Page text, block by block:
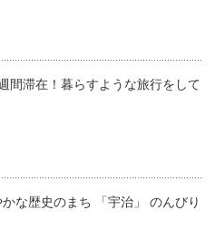
間滞在！暮らすような旅行をして
な歴史のまち 「宇治」 のんびり